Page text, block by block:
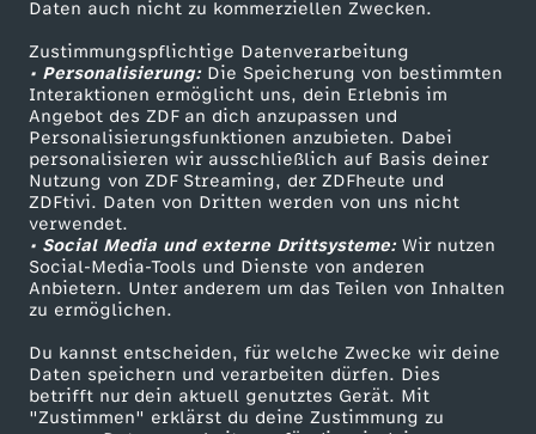
Daten auch nicht zu kommerziellen Zwecken.
Zustimmungspflichtige Datenverarbeitung
• Personalisierung:Die Speicherung von bestimmten
Interaktionen ermöglicht uns, dein Erlebnis im
Angebot des ZDF an dich anzupassen und
Personalisierungsfunktionen anzubieten. Dabei
personalisieren wir ausschließlich auf Basis deiner
Nutzung von ZDF Streaming, der ZDFheute und
ZDFtivi. Daten von Dritten werden von uns nicht
verwendet.
• Social Media und externe Drittsysteme:Wir nutzen
Social-Media-Tools und Dienste von anderen
Anbietern. Unter anderem um das Teilen von Inhalten
zu ermöglichen.
Du kannst entscheiden, für welche Zwecke wir deine
Daten speichern und verarbeiten dürfen. Dies
betrifft nur dein aktuell genutztes Gerät. Mit
"Zustimmen" erklärst du deine Zustimmung zu
c
h
t
a
l
l
e
ZDFtext
Livestreams
Sendungen A-Z
TV-Programm
Tickets
Zuschauerservice
Hilfe
ZDF Unternehmen
Karriere
ZDF goes Schule
Werbefernsehen